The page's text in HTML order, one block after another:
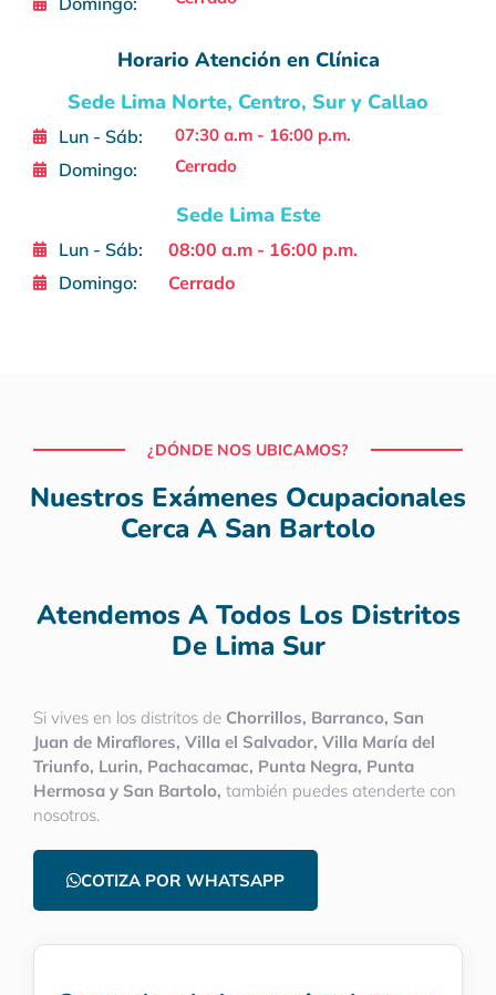
Horario Atención en Clínica
Sede Lima Norte, Centro, Sur y Callao
Lun - Sáb:
Domingo:
07:30 a.m - 16:00 p.m.
Cerrado
Sede Lima Este
Lun - Sáb:
Domingo:
08:00 a.m - 16:00 p.m.
Cerrado
¿DÓNDE NOS UBICAMOS?
Nuestros Exámenes Ocupacionales
Cerca A San Bartolo
Atendemos A Todos Los Distritos
De Lima Sur
Si vives en los distritos de Chorrillos, Barranco, San
Juan de Miraflores, Villa el Salvador, Villa María del
Triunfo, Lurin, Pachacamac, Punta Negra, Punta
Hermosa y San Bartolo, también puedes atenderte con
nosotros.
COTIZA POR WHATSAPP